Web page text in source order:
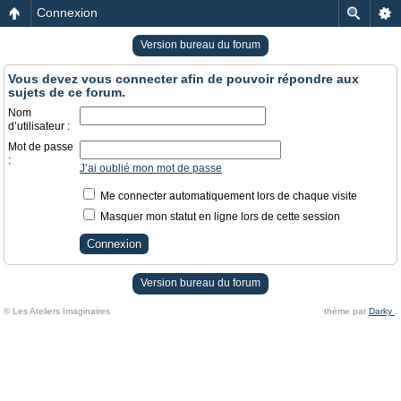
Connexion
Version bureau du forum
Vous devez vous connecter afin de pouvoir répondre aux
sujets de ce forum.
Nom
d’utilisateur :
Mot de passe
:
J’ai oublié mon mot de passe
Me connecter automatiquement lors de chaque visite
Masquer mon statut en ligne lors de cette session
Version bureau du forum
© Les Ateliers Imaginaires thème par Darky